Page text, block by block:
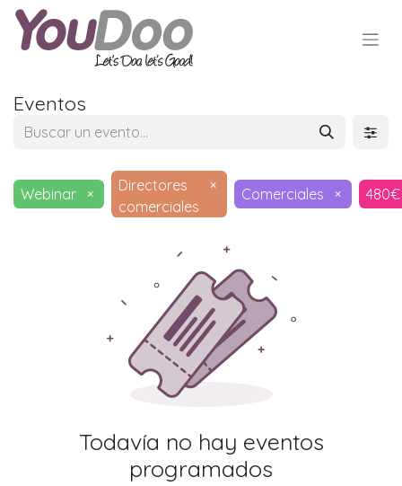
Eventos
Webinar ×
Directores
comerciales
× Comerciales × 480€
Todavía no hay eventos
programados